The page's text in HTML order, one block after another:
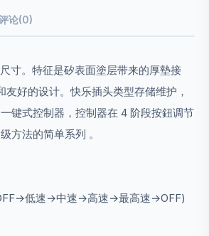
论(0)
寸。特征是矽表面塗层带来的厚墊接
友好的设计。快乐插头类型存储维护，
键式控制器，控制器在 4 阶段按鈕调节
方法的简单系列 。
低速→中速→高速→最高速→OFF)